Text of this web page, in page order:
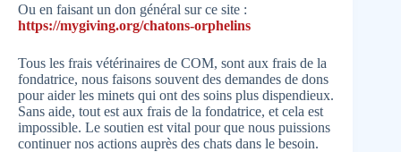
Ou en faisant un don général sur ce site :
https://mygiving.org/chatons-orphelins
Tous les frais vétérinaires de COM, sont aux frais de la
fondatrice, nous faisons souvent des demandes de dons
pour aider les minets qui ont des soins plus dispendieux.
Sans aide, tout est aux frais de la fondatrice, et cela est
impossible. Le soutien est vital pour que nous puissions
continuer nos actions auprès des chats dans le besoin.